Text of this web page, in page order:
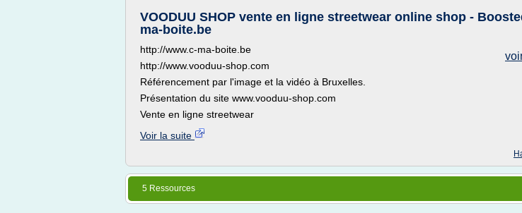
VOODUU SHOP vente en ligne streetwear online shop -
ma-boite.be
http://www.c-ma-boite.be
http://www.vooduu-shop.com
Référencement par l'image et la vidéo à Bruxelles.
Présentation du site www.vooduu-shop.com
Vente en ligne streetwear
Voir la suite
5 Ressources